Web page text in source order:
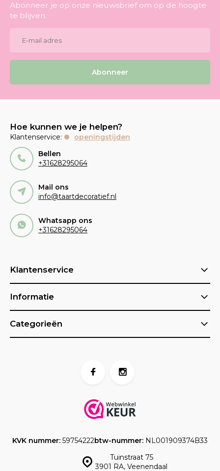
Abonneer je op onze nieuwsbrief om op de hoogte
te blijven.
Abonneer
Hoe kunnen we je helpen?
Klantenservice:
openingstijden
Bellen
+31628295064
Mail ons
info@taartdecoratief.nl
Whatsapp ons
+31628295064
Klantenservice
Informatie
Categorieën
Tuinstraat 75
3901 RA, Veenendaal
KVK nummer: 59754222btw-nummer: NL001909374B33